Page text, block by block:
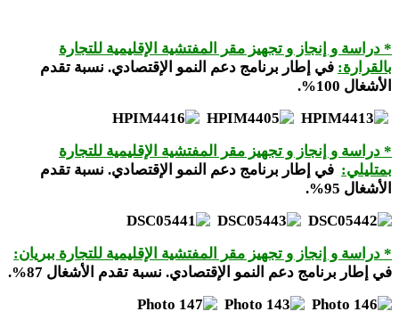
* دراسة و إنجاز و تجهيز مقر المفتشية الإقليمية للتجارة
بالقرارة: في إطار برنامج دعم النمو الإقتصادي. نسبة تقدم
الأشغال 100%
.
* دراسة و إنجاز و تجهيز مقر المفتشية الإقليمية للتجارة
بمتليلي: في إطار برنامج دعم النمو الإقتصادي. نسبة تقدم
الأشغال 95%
.
* دراسة و إنجاز و تجهيز مقر المفتشية الإقليمية للتجارة ببريان:
في إطار برنامج دعم النمو الإقتصادي. نسبة تقدم الأشغال 87%
.